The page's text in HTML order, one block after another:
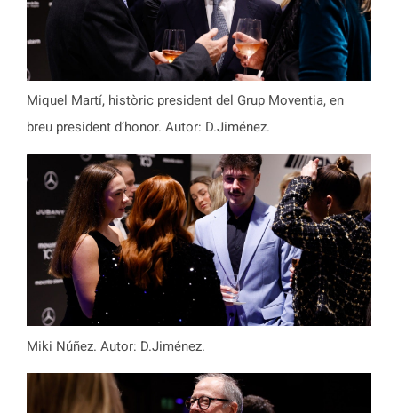
Miquel Martí, històric president del Grup Moventia, en
breu president d’honor. Autor: D.Jiménez.
Miki Núñez. Autor: D.Jiménez.